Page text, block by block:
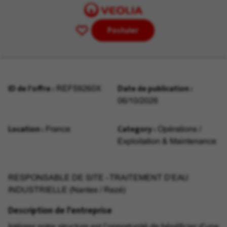
EnregistrerPostuler
ID de l'offre REF59260X Date de publication
Location France Category
Opérations /
Exploitation & Maintenance
RESPONSABLE DE SITE - TRAITEMENT D'EAU
INDUSTRIELLE (Nantes / Rezé)
Description de l'entreprise